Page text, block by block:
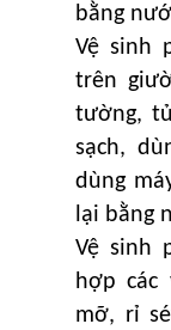
bằng
Vệ sinh
trên
tường,
sạch,
dùng
lại bằng
Vệ sinh
hợp các
mỡ, rỉ